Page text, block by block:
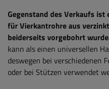
Gegenstand des Verkaufs ist
für Vierkantrohre aus
beiderseits vorgebohrt
kann als einen universellen
deswegen bei verschiedenen
oder bei Stützen verwendet